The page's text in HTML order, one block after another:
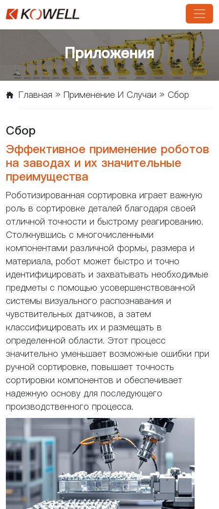
Приложения
Главная » Применение И Случаи » Сбор
Сбор
Эффективное применение роботов
на заводах и их значительные
преимущества
Роботизированная сортировка играет важную
роль в сортировке деталей благодаря своей
отличной точности и быстрому реагированию.
Столкнувшись с многочисленными
компонентами различной формы, размера и
материала, робот может быстро и точно
идентифицировать и захватывать необходимые
предметы с помощью усовершенствованной
системы визуального распознавания и
чувствительных датчиков, а затем
классифицировать их и размещать в
определенной области. Этот процесс
значительно уменьшает возможные ошибки при
ручной сортировке, повышает точность
сортировки компонентов и обеспечивает
надежную основу для последующего
производственного процесса.